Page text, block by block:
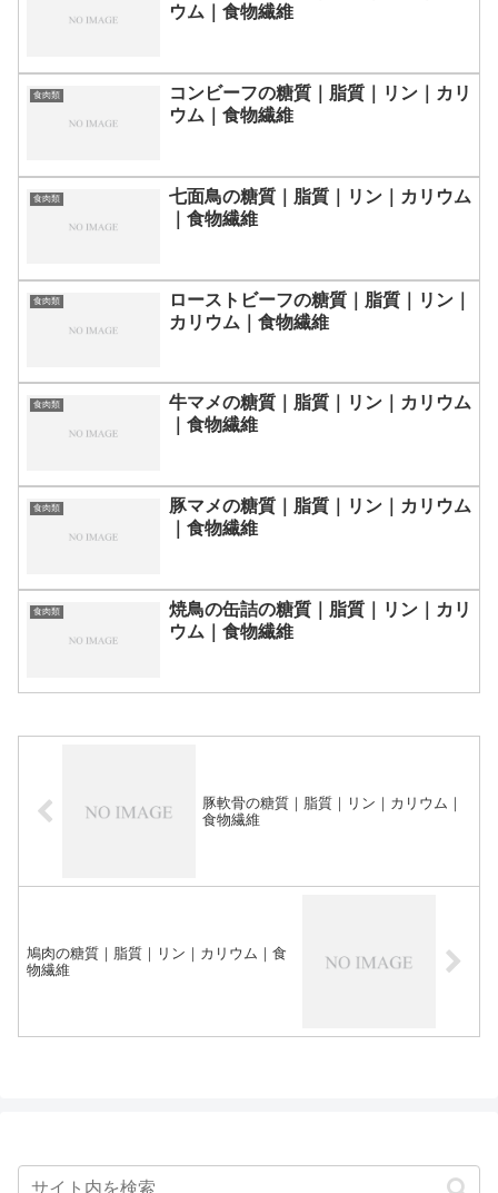
ウム｜食物繊維
食肉類
コンビーフの糖質｜脂質｜リン｜カリ
ウム｜食物繊維
食肉類
七面鳥の糖質｜脂質｜リン｜カリウム
｜食物繊維
食肉類
ローストビーフの糖質｜脂質｜リン｜
カリウム｜食物繊維
食肉類
牛マメの糖質｜脂質｜リン｜カリウム
｜食物繊維
食肉類
豚マメの糖質｜脂質｜リン｜カリウム
｜食物繊維
食肉類
焼鳥の缶詰の糖質｜脂質｜リン｜カリ
ウム｜食物繊維
豚軟骨の糖質｜脂質｜リン｜カリウム｜
食物繊維
鳩肉の糖質｜脂質｜リン｜カリウム｜食
物繊維